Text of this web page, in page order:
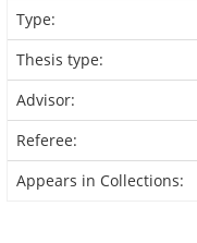
Type:
Thesis type:
Advisor:
Referee:
Appears in Collections: